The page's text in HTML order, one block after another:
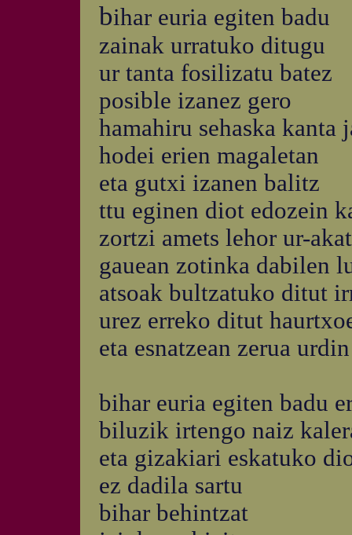
bihar euria egiten badu
zainak urratuko ditugu
ur tanta fosilizatu batez
posible izanez gero
hamahiru sehaska
hodei erien magaletan
eta gutxi izanen balitz
ttu eginen diot edozein
zortzi amets lehor ur-
gauean zotinka dabilen
atsoak bultzatuko ditut
urez erreko ditut
eta esnatzean zerua
bihar euria egiten badu
biluzik irtengo naiz
eta gizakiari eskatuko
ez dadila sartu
bihar behintzat